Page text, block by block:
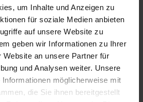
um Inhalte und Anzeigen zu
für soziale Medien anbieten
auf unsere Website zu
geben wir Informationen zu Ihrer
Website an unsere Partner für
und Analysen weiter. Unsere
möglicherweise mit
die Sie ihnen bereitgestellt